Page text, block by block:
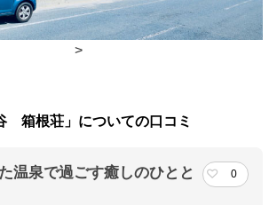
個室、食事処
15:30(最終チェックイン：23:00)
>
箱根荘」についての口コミ
温泉で過ごす癒しのひとと
0